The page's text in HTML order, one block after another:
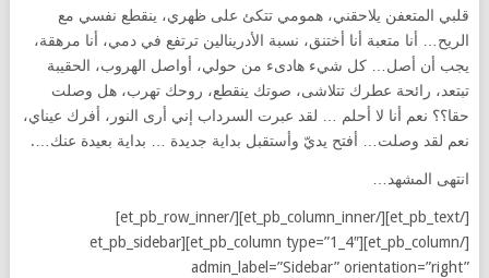
قلبي المتعفن يلاحقني، همومي تتكئ على ظهري، ينقطع نفسي مع
الريح… أنا متعبة أنا أختنق، نسبة الأدرينالين ترتفع في دمي، أنا مرهقة،
يجب أن أصل… كل شيء هادىء من حولي، أواصل الهروب، الحقيبة
تبتعد، رائحة عطرك تتلاشى، صوتك ينقطع، روحك تهرب، هل وصلت
حقا؟؟ نعم أنا لا أحلم … لقد عبرت السرداب إني أرى النور، أفرك عيناي،
نعم لقد وصلت… أفتح يديّ وأستقبل بداية جديدة … بداية بعيدة عنك….
انتهى المشهد…
[/et_pb_text][/et_pb_column_inner][/et_pb_row_inner]
[/et_pb_column][et_pb_column type=”1_4″][et_pb_sidebar
admin_label=”Sidebar” orientation=”right”